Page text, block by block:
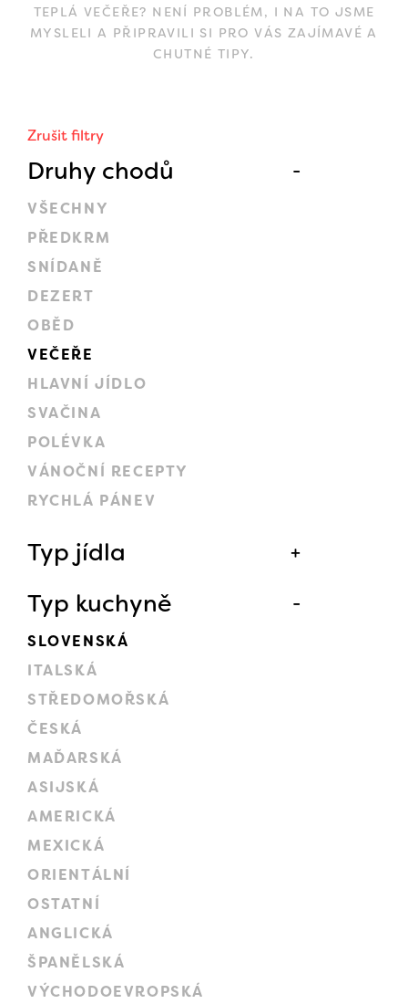
Zrušit filtry
Druhy chodů
VŠECHNY
PŘEDKRM
SNÍDANĚ
DEZERT
OBĚD
VEČEŘE
HLAVNÍ JÍDLO
SVAČINA
POLÉVKA
VÁNOČNÍ RECEPTY
RYCHLÁ PÁNEV
Typ jídla
Typ kuchyně
SLOVENSKÁ
ITALSKÁ
STŘEDOMOŘSKÁ
ČESKÁ
MAĎARSKÁ
ASIJSKÁ
AMERICKÁ
MEXICKÁ
ORIENTÁLNÍ
OSTATNÍ
ANGLICKÁ
ŠPANĚLSKÁ
VÝCHODOEVROPSKÁ
TEPLÁ VEČEŘE? NENÍ PROBLÉM, I NA TO JSME
MYSLELI A PŘIPRAVILI SI PRO VÁS ZAJÍMAVÉ A
CHUTNÉ TIPY.